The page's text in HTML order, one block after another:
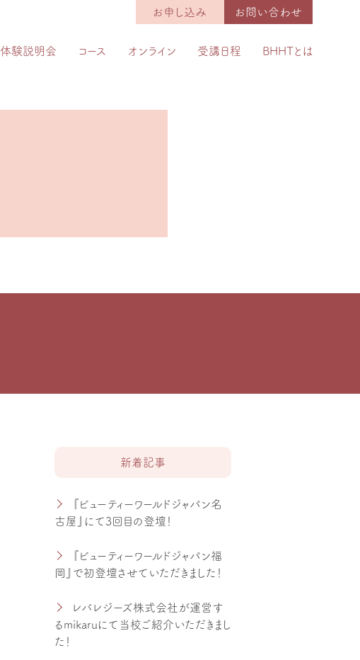
体験説明会 コース オンライン 受講日程 BHHTとは
お申し込み お問い合わせ
新着記事
『ビューティーワールドジャパン名
古屋』にて3回目の登壇！
『ビューティーワールドジャパン福
岡』で初登壇させていただきました！
レバレジーズ株式会社が運営す
るmikaruにて当校ご紹介いただきまし
た！